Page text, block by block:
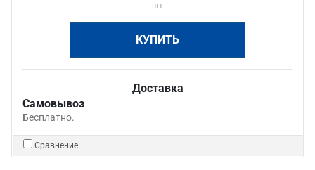
шт
КУПИТЬ
Доставка
Самовывоз
Бесплатно.
Сравнение